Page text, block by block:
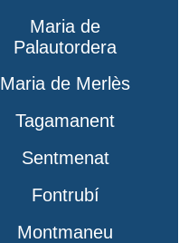
Maria de
Palautordera
Maria de Merlès
Tagamanent
Sentmenat
Fontrubí
Montmaneu